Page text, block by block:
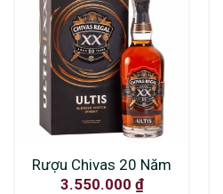
Rượu Chivas 20 Năm
3.550.000 ₫